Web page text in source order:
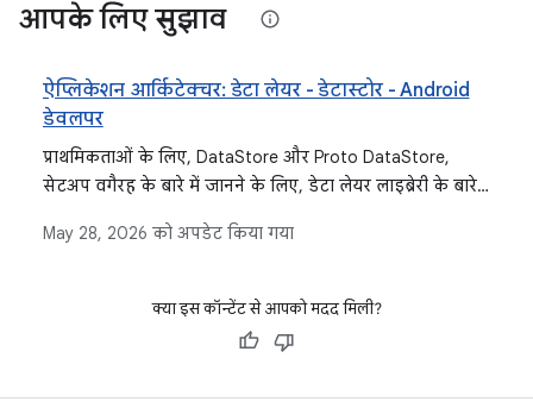
आपके लिए सुझाव
ऐप्लिकेशन आर्किटेक्चर: डेटा लेयर - डेटास्टोर - Android
डेवलपर
प्राथमिकताओं के लिए, DataStore और Proto DataStore,
सेटअप वगैरह के बारे में जानने के लिए, डेटा लेयर लाइब्रेरी के बारे
May 28, 2026 को अपडेट किया गया
क्या इस कॉन्टेंट से आपको मदद मिली?